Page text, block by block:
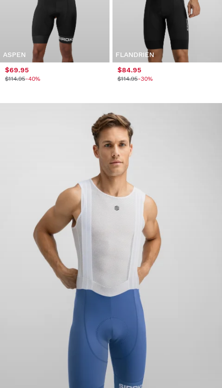
ASPEN
$69.95
$114.95-40%
FLANDRIEN
$84.95
$114.95-30%